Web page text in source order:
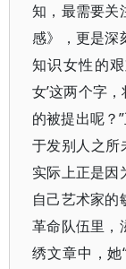
知，最需要关
感》，更是深
知识女性的
女’这两个字
的被提出呢？
于发别人之所
实际上正是因
自己艺术家的
革命队伍里，
绣文章中，她